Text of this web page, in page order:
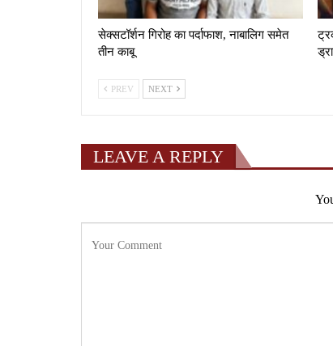
सेक्सटॉर्शन गिरोह का पर्दाफाश, नाबालिग समेत
तीन काबू
PREV NEXT
LEAVE A REPLY